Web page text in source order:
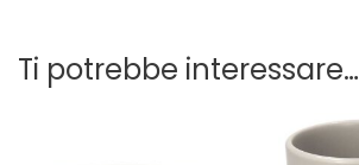
Ti potrebbe interessare…